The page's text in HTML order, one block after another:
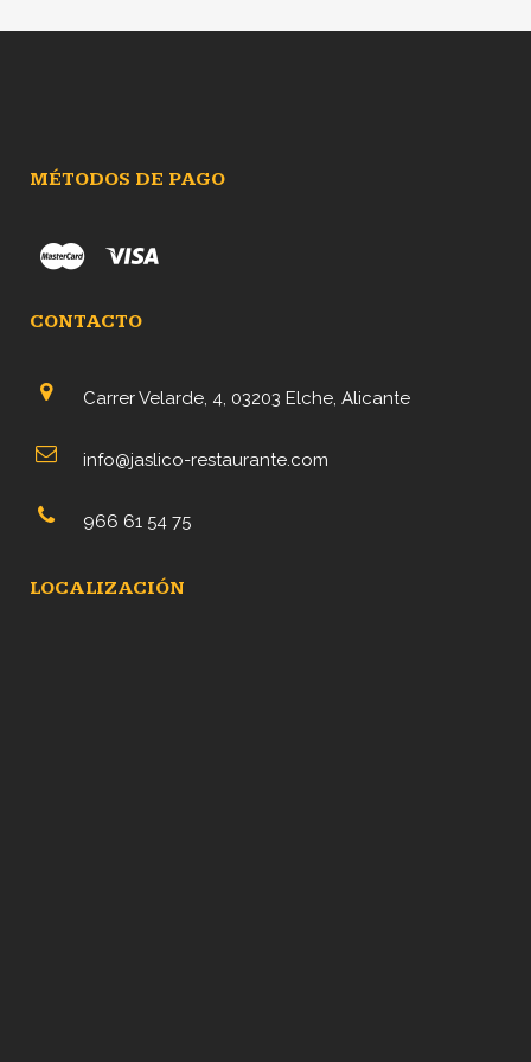
MÉTODOS DE PAGO
CONTACTO
Carrer Velarde, 4, 03203 Elche, Alicante
info@jaslico-restaurante.com
966 61 54 75
LOCALIZACIÓN